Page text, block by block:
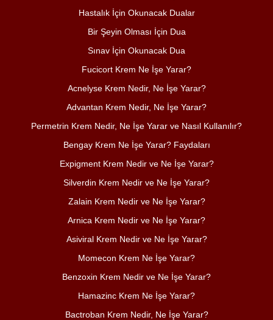
Hastalık İçin Okunacak Dualar
Bir Şeyin Olması İçin Dua
Sınav İçin Okunacak Dua
Fucicort Krem Ne İşe Yarar?
Acnelyse Krem Nedir, Ne İşe Yarar?
Advantan Krem Nedir, Ne İşe Yarar?
Permetrin Krem Nedir, Ne İşe Yarar ve Nasıl Kullanılır?
Bengay Krem Ne İşe Yarar? Faydaları
Expigment Krem Nedir ve Ne İşe Yarar?
Silverdin Krem Nedir ve Ne İşe Yarar?
Zalain Krem Nedir ve Ne İşe Yarar?
Arnica Krem Nedir ve Ne İşe Yarar?
Asiviral Krem Nedir ve Ne İşe Yarar?
Momecon Krem Ne İşe Yarar?
Benzoxin Krem Nedir ve Ne İşe Yarar?
Hamazinc Krem Ne İşe Yarar?
Bactroban Krem Nedir, Ne İşe Yarar?